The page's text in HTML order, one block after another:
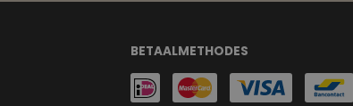
BETAALMETHODES